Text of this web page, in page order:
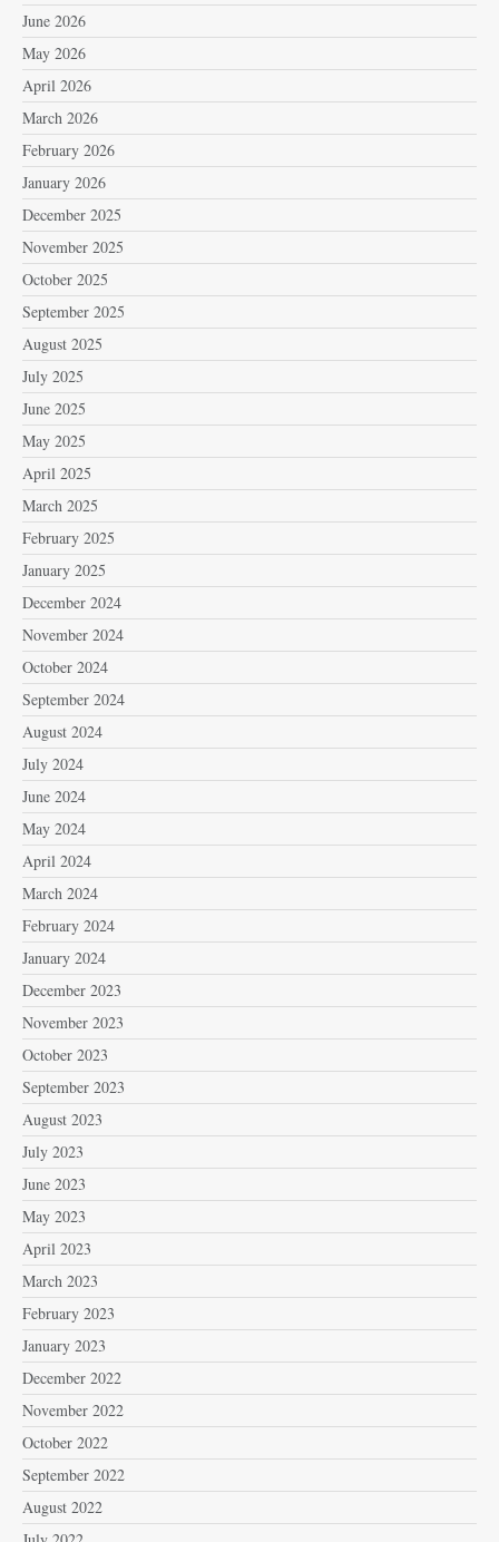
June 2026
May 2026
April 2026
March 2026
February 2026
January 2026
December 2025
November 2025
October 2025
September 2025
August 2025
July 2025
June 2025
May 2025
April 2025
March 2025
February 2025
January 2025
December 2024
November 2024
October 2024
September 2024
August 2024
July 2024
June 2024
May 2024
April 2024
March 2024
February 2024
January 2024
December 2023
November 2023
October 2023
September 2023
August 2023
July 2023
June 2023
May 2023
April 2023
March 2023
February 2023
January 2023
December 2022
November 2022
October 2022
September 2022
August 2022